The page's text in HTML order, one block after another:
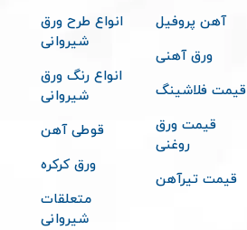
آهن پروفیل
ورق آهنی
قیمت فلاشینگ
قیمت ورق
روغنی
قیمت تیرآهن
انواع طرح ورق
شیروانی
انواع رنگ ورق
شیروانی
قوطی آهن
ورق کرکره
متعلقات
شیروانی